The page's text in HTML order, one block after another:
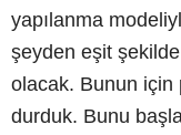
yapılanma
şeyden eşit
olacak. Bunun için
durduk. Bunu